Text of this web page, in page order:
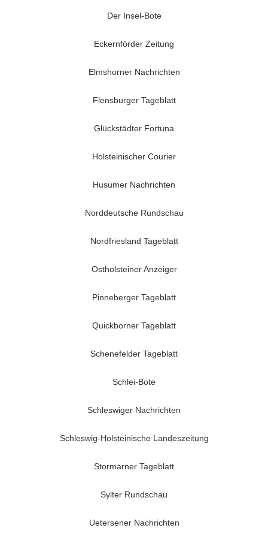
Der Insel-Bote
Eckernförder Zeitung
Elmshorner Nachrichten
Flensburger Tageblatt
Glückstädter Fortuna
Holsteinischer Courier
Husumer Nachrichten
Norddeutsche Rundschau
Nordfriesland Tageblatt
Ostholsteiner Anzeiger
Pinneberger Tageblatt
Quickborner Tageblatt
Schenefelder Tageblatt
Schlei-Bote
Schleswiger Nachrichten
Schleswig-Holsteinische Landeszeitung
Stormarner Tageblatt
Sylter Rundschau
Uetersener Nachrichten